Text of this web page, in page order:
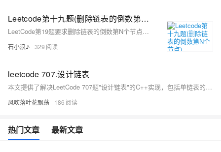
Leetcode第十九题(删除链表的倒数第N个节点)
LeetCode第19题要求删除链表的倒数第N个节点，可以通过快慢指针法在一次遍历中实现。
石小浪♪ 329
leetcode 707.设计链表
本文提供了解决LeetCode 707题"设计链表"的C++实现，包括单链表的节点定义和类方法实现，如添加节点、获取节点值、删除节点等。
风吹落叶花飘荡 186
热门文章 最新文章